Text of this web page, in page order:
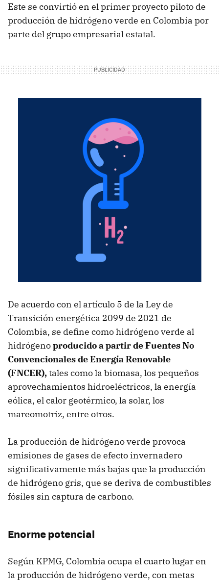
Este se convirtió en el primer proyecto piloto de
producción de hidrógeno verde en Colombia por
parte del grupo empresarial estatal.
De acuerdo con el artículo 5 de la Ley de
Transición energética 2099 de 2021 de
Colombia, se define como hidrógeno verde al
hidrógenoproducido a partir de Fuentes No
Convencionales de Energía Renovable
(FNCER),tales como la biomasa, los pequeños
aprovechamientos hidroeléctricos, la energía
eólica, el calor geotérmico, la solar, los
mareomotriz, entre otros.
La producción de hidrógeno verde provoca
emisiones de gases de efecto invernadero
significativamente más bajas que la producción
de hidrógeno gris, que se deriva de combustibles
fósiles sin captura de carbono.
Enorme potencial
Según KPMG, Colombia ocupa el cuarto lugar en
la producción de hidrógeno verde, con metas